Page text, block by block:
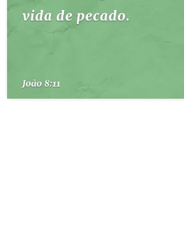
TEMAS
TERMO BÍBLICO